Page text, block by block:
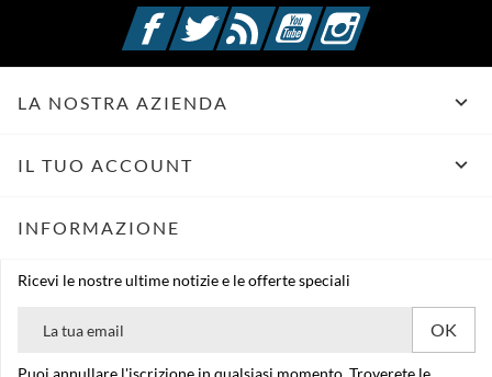
FacebookTwitterRss YouTubeInstagram
LA NOSTRA AZIENDA 
IL TUO ACCOUNT 
INFORMAZIONE
Ricevi le nostre ultime notizie e le offerte speciali